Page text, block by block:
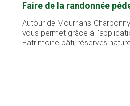
Faire de la randonnée
Autour de Mournans-
vous permet grâce à
Patrimoine bâti, réserves